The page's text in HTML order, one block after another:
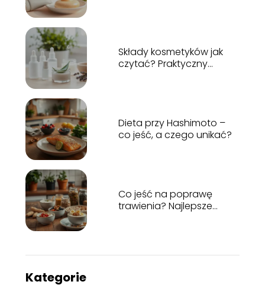
Składy kosmetyków jak
czytać? Praktyczny
Dieta przy Hashimoto –
co jeść, a czego unikać?
Co jeść na poprawę
trawienia? Najlepsze
Kategorie